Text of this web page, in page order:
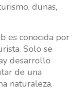
dunas,
es conocida por
Solo se
desarrollo
de una
naturaleza.